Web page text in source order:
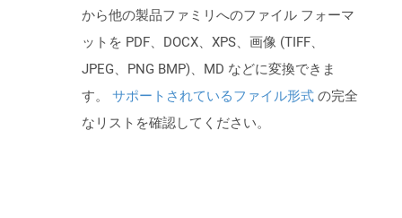
から他の製品ファミリへのファイル フォーマ
ットを PDF、DOCX、XPS、画像 (TIFF、
JPEG、PNG BMP)、MD などに変換できま
す。 サポートされているファイル形式 の完全
なリストを確認してください。